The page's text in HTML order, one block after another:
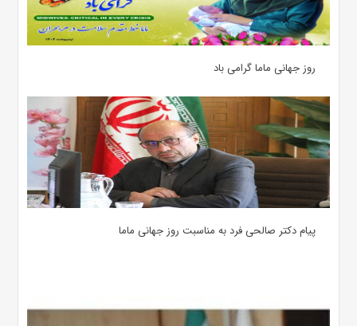
روز جهانی ماما گرامی باد
پیام دکتر صالحی فرد به مناسبت روز جهانی ماما